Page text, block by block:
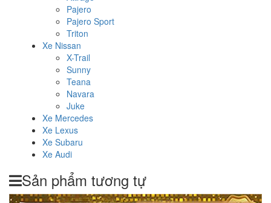
Pajero
Pajero Sport
Triton
Xe Nissan
X-Trail
Sunny
Teana
Navara
Juke
Xe Mercedes
Xe Lexus
Xe Subaru
Xe Audi
Sản phẩm tương tự